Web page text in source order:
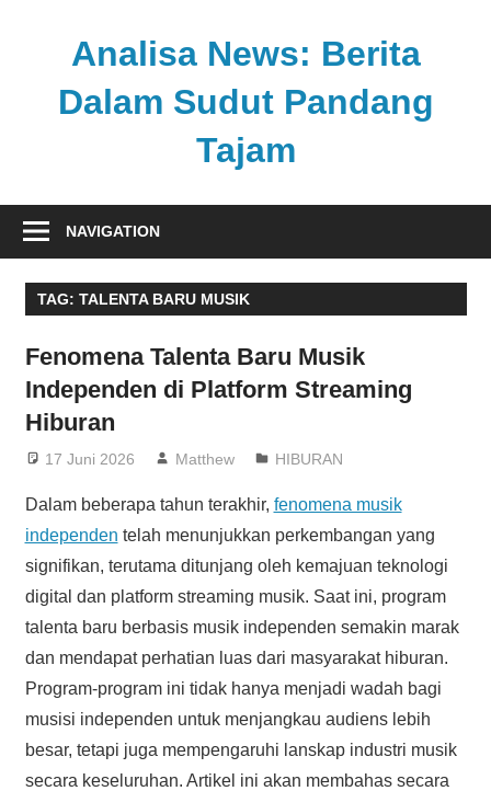
Analisa News: Berita
Dalam Sudut Pandang
Tajam
kritis
akurat
dari
politik,
dan
olahraga
NAVIGATION
TAG: TALENTA BARU MUSIK
Fenomena Talenta Baru Musik
Independen di Platform Streaming
Hiburan
17 Juni 2026 Matthew HIBURAN
Dalam beberapa tahun terakhir, fenomena musik
independen telah menunjukkan perkembangan yang
signifikan, terutama ditunjang oleh kemajuan teknologi
digital dan platform streaming musik. Saat ini, program
talenta baru berbasis musik independen semakin marak
dan mendapat perhatian luas dari masyarakat hiburan.
Program-program ini tidak hanya menjadi wadah bagi
musisi independen untuk menjangkau audiens lebih
besar, tetapi juga mempengaruhi lanskap industri musik
secara keseluruhan. Artikel ini akan membahas secara